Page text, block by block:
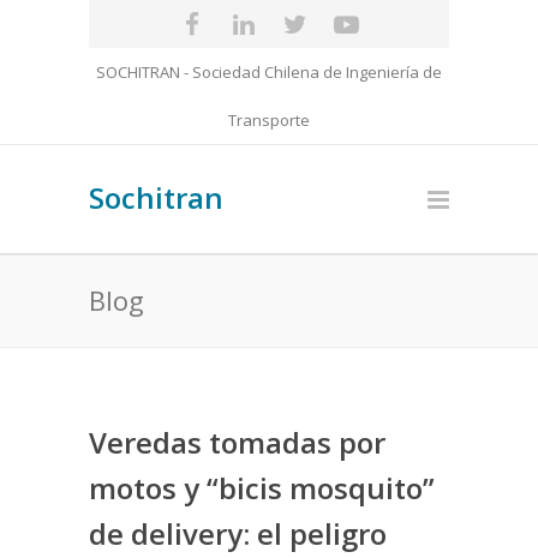
SOCHITRAN - Sociedad Chilena de Ingeniería de
Transporte
Sochitran
Blog
Veredas tomadas por
motos y “bicis mosquito”
de delivery: el peligro